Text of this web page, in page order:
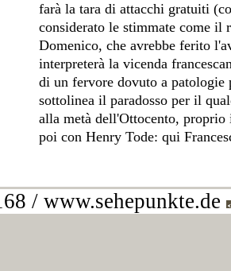
farà la tara di attacchi gratuiti
considerato le stimmate come il
Domenico, che avrebbe ferito
interpreterà la vicenda
di un fervore dovuto a patologie
sottolinea il paradosso per il
alla metà dell'Ottocento,
poi con Henry Tode: qui
/ www.sehepunkte.de